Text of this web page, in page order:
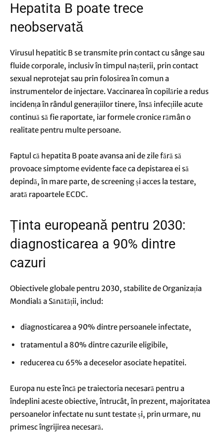
Hepatita B poate trece
neobservată
Virusul hepatitic B se transmite prin contact cu sânge sau
fluide corporale, inclusiv în timpul nașterii, prin contact
sexual neprotejat sau prin folosirea în comun a
instrumentelor de injectare. Vaccinarea în copilărie a redus
incidența în rândul generațiilor tinere, însă infecțiile acute
continuă să fie raportate, iar formele cronice rămân o
realitate pentru multe persoane.
Faptul că hepatita B poate avansa ani de zile fără să
provoace simptome evidente face ca depistarea ei să
depindă, în mare parte, de screening și acces la testare,
arată rapoartele ECDC.
Ținta europeană pentru 2030:
diagnosticarea a 90% dintre
cazuri
Obiectivele globale pentru 2030, stabilite de Organizația
Mondială a Sănătății, includ:
diagnosticarea a 90% dintre persoanele infectate,
tratamentul a 80% dintre cazurile eligibile,
reducerea cu 65% a deceselor asociate hepatitei.
Europa nu este încă pe traiectoria necesară pentru a
îndeplini aceste obiective, întrucât, în prezent, majoritatea
persoanelor infectate nu sunt testate și, prin urmare, nu
primesc îngrijirea necesară.